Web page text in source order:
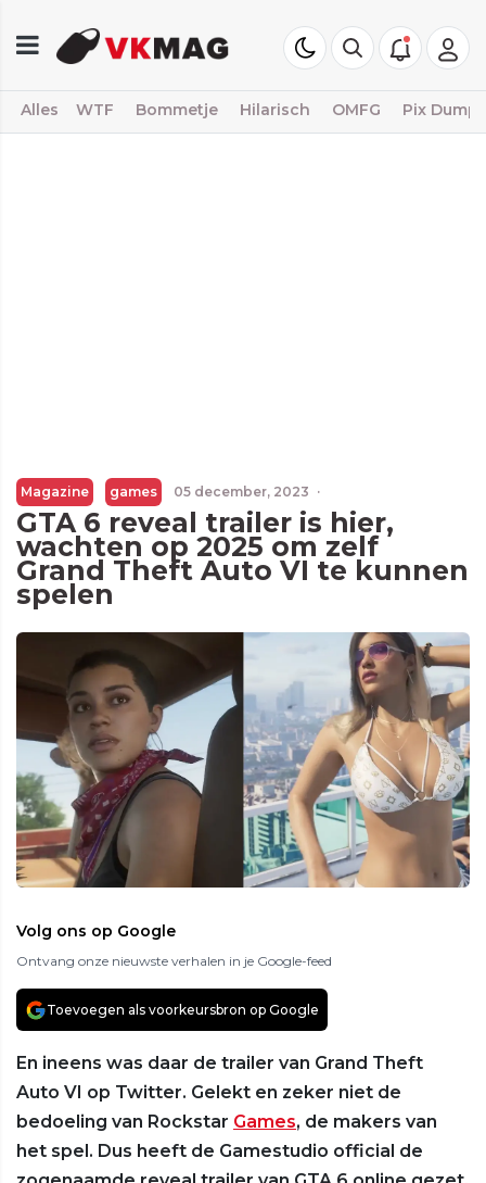
Alles WTF Bommetje Hilarisch OMFG Pix Dump
Magazine games 05 december, 2023 ·
GTA 6 reveal trailer is hier,
wachten op 2025 om zelf
Grand Theft Auto VI te kunnen
spelen
Volg ons op Google
Ontvang onze nieuwste verhalen in je Google-feed
Toevoegen als voorkeursbron op Google
En ineens was daar de trailer van Grand Theft
Auto VI op Twitter. Gelekt en zeker niet de
bedoeling van Rockstar Games, de makers van
het spel. Dus heeft de Gamestudio official de